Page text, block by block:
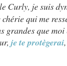
Curly, je suis
qui me
que moi
je te protègerai